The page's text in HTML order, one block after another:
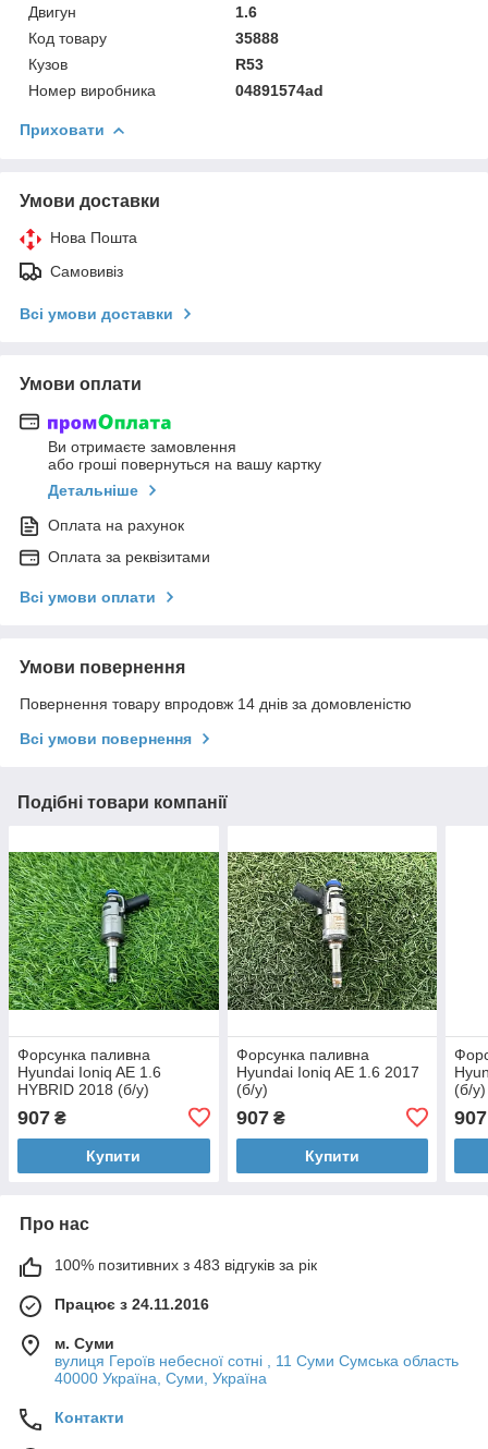
Двигун
1.6
Код товару
35888
Кузов
R53
Номер виробника
04891574ad
Приховати
Умови доставки
Нова Пошта
Самовивіз
Всі умови доставки
Умови оплати
Ви отримаєте замовлення
або гроші повернуться на вашу картку
Детальніше
Оплата на рахунок
Оплата за реквізитами
Всі умови оплати
Умови повернення
Повернення товару впродовж 14 днів за домовленістю
Всі умови повернення
Подібні товари компанії
Форсунка паливна
Hyundai Ioniq AE 1.6
HYBRID 2018 (б/у)
907 ₴
Купити
Форсунка паливна
Hyundai Ioniq AE 1.6 2017
(б/у)
907₴
Купити
(б/у)
907
Про нас
100% позитивних з 483 відгуків за рік
Працює з 24.11.2016
м. Суми
вулиця Героїв небесної сотні , 11 Суми Сумська область
40000 Україна, Суми, Україна
Контакти